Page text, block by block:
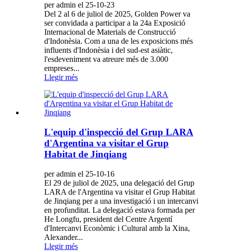
per admin el 25-10-23
Del 2 al 6 de juliol de 2025, Golden Power va
ser convidada a participar a la 24a Exposició
Internacional de Materials de Construcció
d'Indonèsia. Com a una de les exposicions més
influents d'Indonèsia i del sud-est asiàtic,
l'esdeveniment va atreure més de 3.000
empreses...
Llegir més
L'equip d'inspecció del Grup LARA
d'Argentina va visitar el Grup
Habitat de Jinqiang
per admin el 25-10-16
El 29 de juliol de 2025, una delegació del Grup
LARA de l'Argentina va visitar el Grup Habitat
de Jinqiang per a una investigació i un intercanvi
en profunditat. La delegació estava formada per
He Longfu, president del Centre Argentí
d'Intercanvi Econòmic i Cultural amb la Xina,
Alexander...
Llegir més